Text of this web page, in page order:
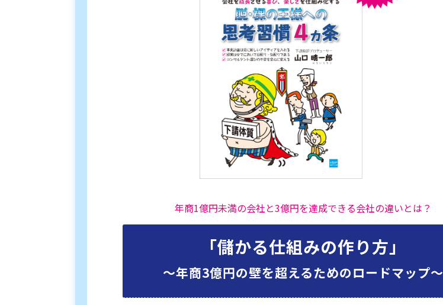
年商1億円未満の会社と3億円を達成できる会社の違いとは？
「儲かる仕組みの作り方」
〜年商3億円の壁を超えるためのロードマップ〜